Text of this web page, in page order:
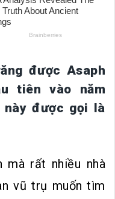
được Asaph
tiên vào năm
này được gọi là
mà rất nhiều nhà
vũ trụ muốn tìm